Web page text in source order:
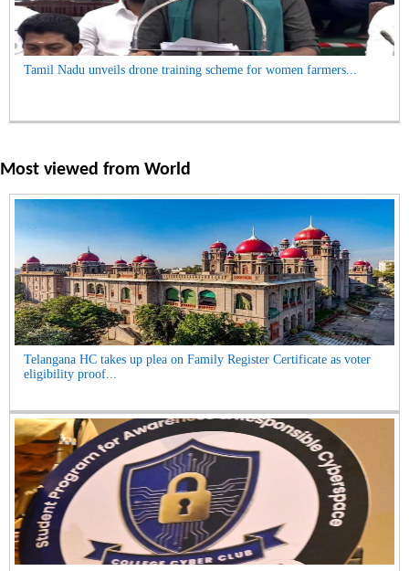
Tamil Nadu unveils drone training scheme for women farmers...
Most viewed from World
Telangana HC takes up plea on Family Register Certificate as voter
eligibility proof...